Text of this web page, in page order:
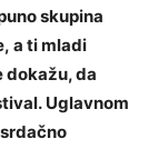
skupina
a ti mladi
dokažu, da
Uglavnom